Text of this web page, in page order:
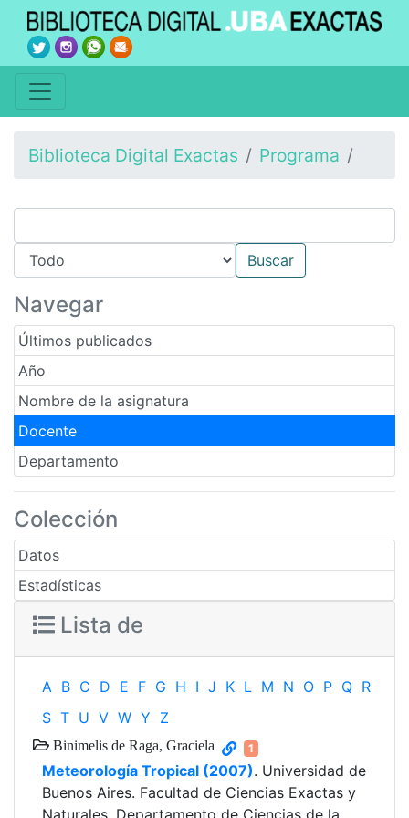
Biblioteca Digital Exactas Programa
Navegar
Últimos publicados
Año
Nombre de la asignatura
Docente
Departamento
Colección
Datos
Estadísticas
Lista de
A B C D E F G H I J K L M N O P Q R
S T U V W Y Z
Binimelis de Raga, Graciela 1
Meteorología Tropical (2007). Universidad de
Buenos Aires. Facultad de Ciencias Exactas y